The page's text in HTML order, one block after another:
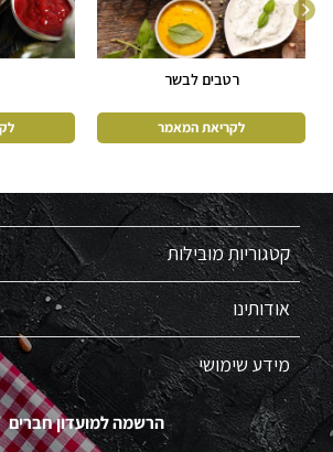
רטבים לבשר
קטגוריות מובילות
אודותינו
מידע שימושי
הרשמה למועדון חברים